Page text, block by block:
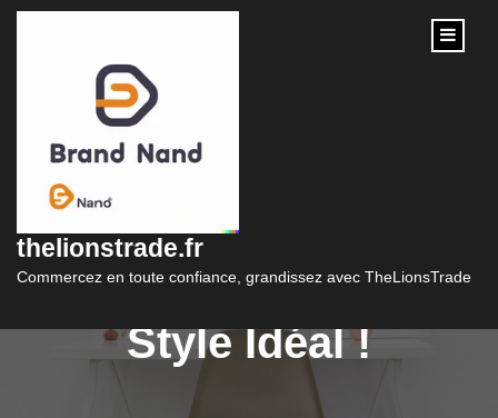
content
thelionstrade.fr
Commercez en toute confiance, grandissez avec TheLionsTrade
Découvrez la Vente
de Vêtements en
Ligne : Trouvez Votre
Style Idéal !